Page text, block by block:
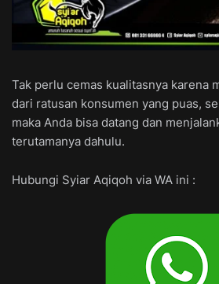
Tak perlu cemas kualitasnya karena
dari ratusan konsumen yang puas,
maka Anda bisa datang dan
terutamanya dahulu.
Hubungi Syiar Aqiqoh via WA ini :